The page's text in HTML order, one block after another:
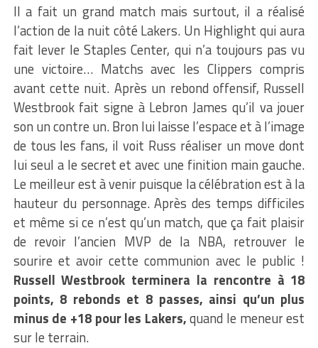
Il a fait un grand match mais surtout, il a réalisé
l’action de la nuit côté Lakers. Un Highlight qui aura
fait lever le Staples Center, qui n’a toujours pas vu
une victoire… Matchs avec les Clippers compris
avant cette nuit. Après un rebond offensif, Russell
Westbrook fait signe à Lebron James qu’il va jouer
son un contre un. Bron lui laisse l’espace et à l’image
de tous les fans, il voit Russ réaliser un move dont
lui seul a le secret et avec une finition main gauche.
Le meilleur est à venir puisque la célébration est à la
hauteur du personnage. Après des temps difficiles
et même si ce n’est qu’un match, que ça fait plaisir
de revoir l’ancien MVP de la NBA, retrouver le
sourire et avoir cette communion avec le public !
Russell Westbrook terminera la rencontre à 18
points, 8 rebonds et 8 passes, ainsi qu’un plus
minus de +18 pour les Lakers,quand le meneur est
sur le terrain.